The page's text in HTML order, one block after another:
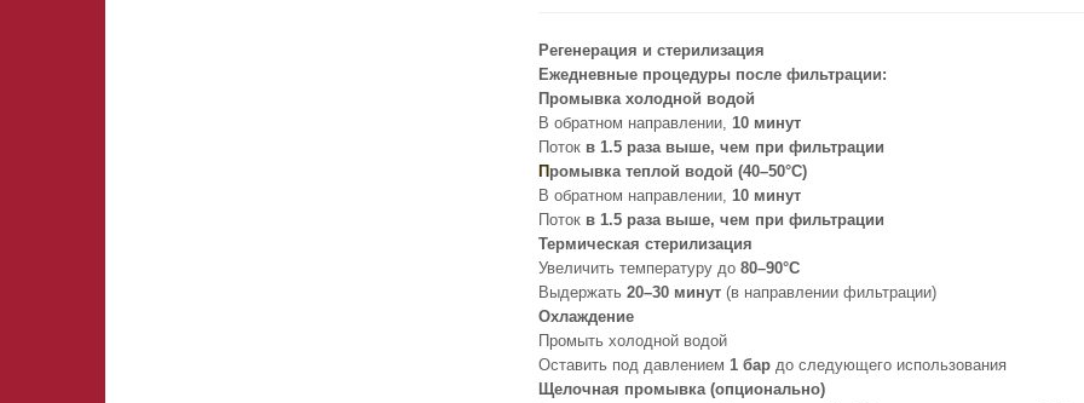
Регенерация и стерилизация
Ежедневные процедуры после фильтрации:
Промывка холодной водой
В обратном направлении, 10 минут
Поток в 1.5 раза выше, чем при фильтрации
П ромывка теплой водой (40–50°C)
В обратном направлении, 10 минут
Поток в 1.5 раза выше, чем при фильтрации
Термическая стерилизация
Увеличить температуру до 80–90°C
Выдержать 20–30 минут (в направлении фильтрации)
Охлаждение
Промыть холодной водой
Оставить под давлением 1 бар до следующего использования
Щелочная промывка (опционально)